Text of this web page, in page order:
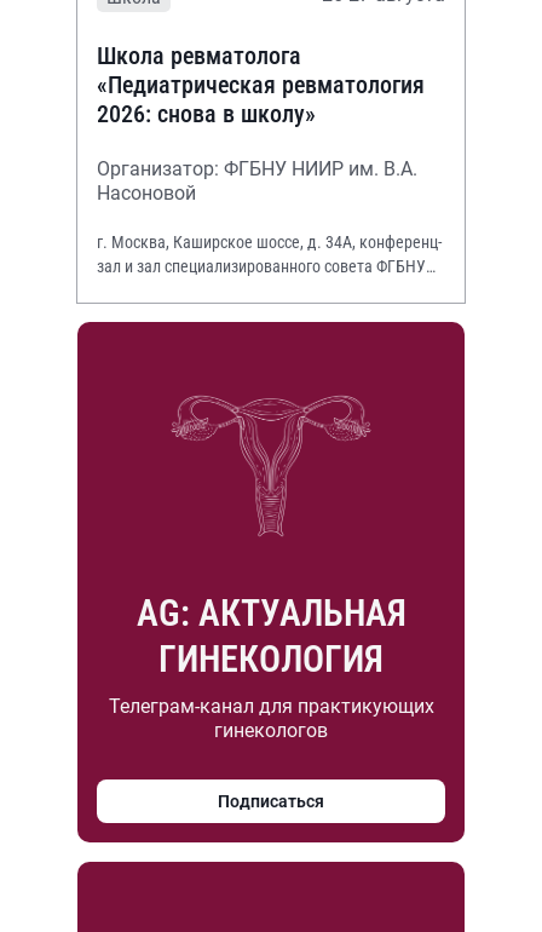
Школа ревматолога
«Педиатрическая ревматология
2026: снова в школу»
Организатор: ФГБНУ НИИР им. В.А.
Насоновой
г. Москва, Каширское шоссе, д. 34А, конференц-
зал и зал специализированного совета ФГБНУ
AG: АКТУАЛЬНАЯ
ГИНЕКОЛОГИЯ
Телеграм-канал для практикующих
гинекологов
Подписаться